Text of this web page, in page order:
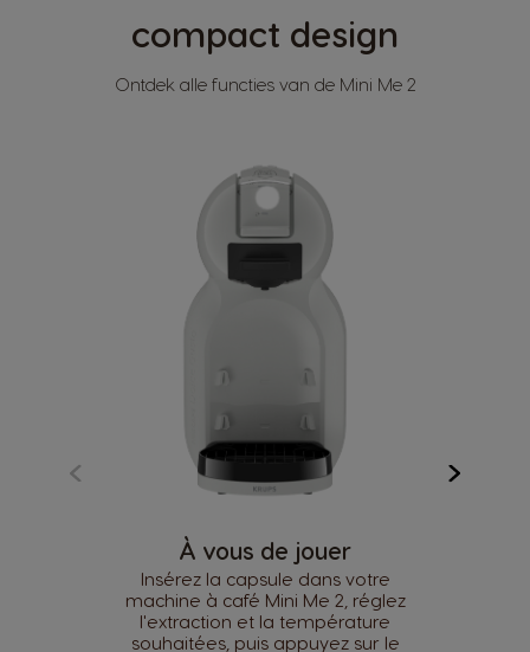
compact design
Ontdek alle functies van de Mini Me 2
À vous de jouer
Insérez la capsule dans votre
machine à café Mini Me 2, réglez
l'extraction et la température
souhaitées, puis appuyez sur le